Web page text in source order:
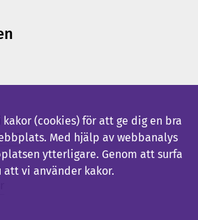
00
kakor (cookies) för att ge dig en bra
Med hjälp av webbanalys
ytterligare. Genom att surfa
vi använder kakor.